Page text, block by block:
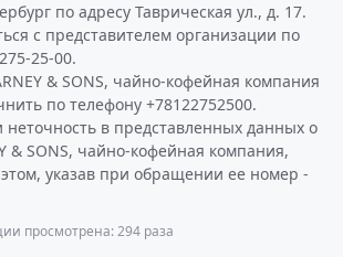
по адресу Таврическая ул., д. 17.
с представителем организации по
25-00.
& SONS, чайно-кофейная компания
по телефону +78122752500.
неточность в представленных данных о
& SONS, чайно-кофейная компания,
указав при обращении ее номер -
просмотрена: 294 раза